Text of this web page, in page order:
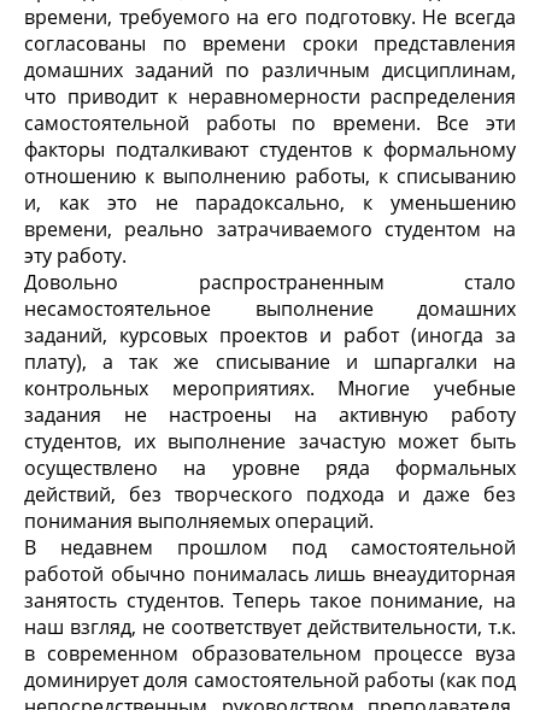
времени, требуемого на его подготовку. Не всегда
согласованы по времени сроки представления
домашних заданий по различным дисциплинам,
что приводит к неравномерности распределения
самостоятельной работы по времени. Все эти
факторы подталкивают студентов к формальному
отношению к выполнению работы, к списыванию
и, как это не парадоксально, к уменьшению
времени, реально затрачиваемого студентом на
эту работу.
Довольно распространенным стало
несамостоятельное выполнение домашних
заданий, курсовых проектов и работ (иногда за
плату), а так же списывание и шпаргалки на
контрольных мероприятиях. Многие учебные
задания не настроены на активную работу
студентов, их выполнение зачастую может быть
осуществлено на уровне ряда формальных
действий, без творческого подхода и даже без
понимания выполняемых операций.
В недавнем прошлом под самостоятельной
работой обычно понималась лишь внеаудиторная
занятость студентов. Теперь такое понимание, на
наш взгляд, не соответствует действительности, т.к.
в современном образовательном процессе вуза
доминирует доля самостоятельной работы (как под